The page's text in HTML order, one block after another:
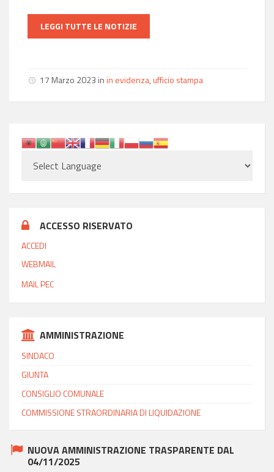
LEGGI TUTTE LE NOTIZIE
17 Marzo 2023 inin evidenza,ufficio stampa
ACCESSO RISERVATO
ACCEDI
WEBMAIL
MAIL PEC
AMMINISTRAZIONE
SINDACO
GIUNTA
CONSIGLIO COMUNALE
COMMISSIONE STRAORDINARIA DI LIQUIDAZIONE
NUOVA AMMINISTRAZIONE TRASPARENTE DAL
04/11/2025